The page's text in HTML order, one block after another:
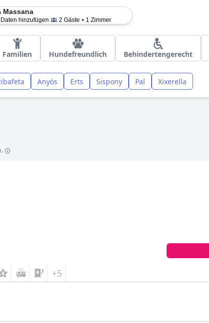
Massana
Daten hinzufügen 2 Gäste 1 Zimmer
Familien Hundefreundlich Behindertengerecht
Anyós Erts Sispony Pal Xixerella
+5